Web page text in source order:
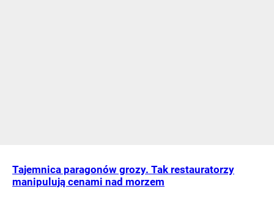
Tajemnica paragonów grozy. Tak restauratorzy
manipulują cenami nad morzem